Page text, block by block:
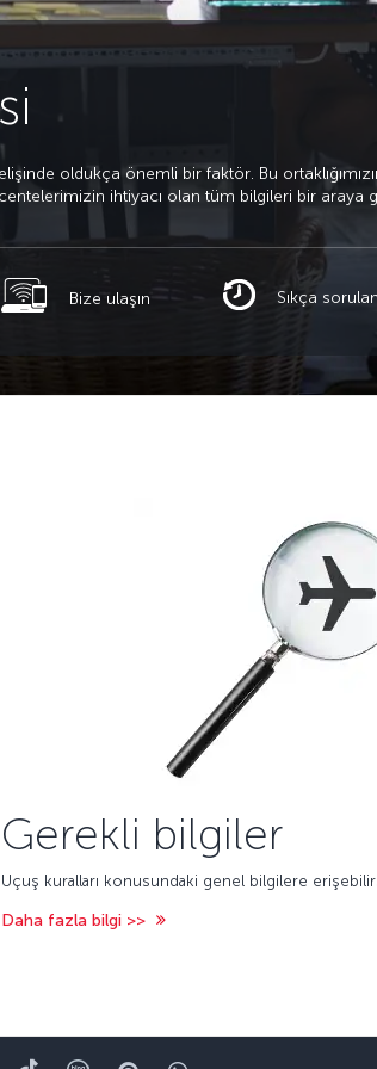
oldukça önemli bir faktör. Bu
ihtiyacı olan tüm bilgileri bir araya
Bize ulaşın Sıkça
Gerekli bilgiler
Uçuş kuralları konusundaki genel bilgilere
Daha fazla bilgi >>